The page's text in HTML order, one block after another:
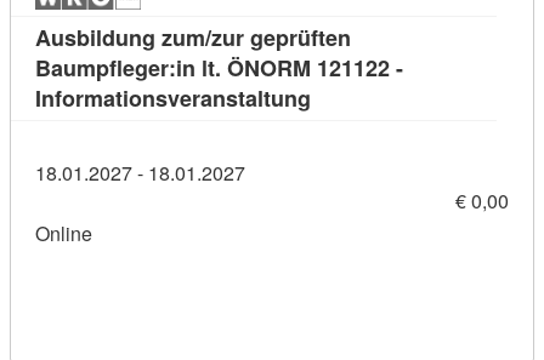
Ausbildung zum/zur geprüften
Baumpfleger:in lt. ÖNORM 121122 -
Informationsveranstaltung
18.01.2027 - 18.01.2027
€ 0,00
Online